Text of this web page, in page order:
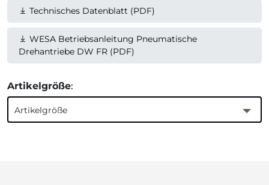
Technisches Datenblatt (PDF)
WESA Betriebsanleitung Pneumatische
Drehantriebe DW FR (PDF)
Artikelgröße:
Artikelgröße